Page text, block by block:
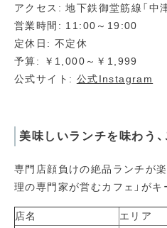
アクセス: 地下鉄御堂筋線「中
営業時間: 11:00～19:00
定休日: 不定休
予算: ￥1,000～￥1,999
公式サイト: 公式Instagram
美味しいランチを味わう
専門店顔負けの絶品ランチが
理の専門家が営むカフェ」がキ
店名 エリア